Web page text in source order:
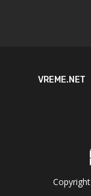
VREME.NET